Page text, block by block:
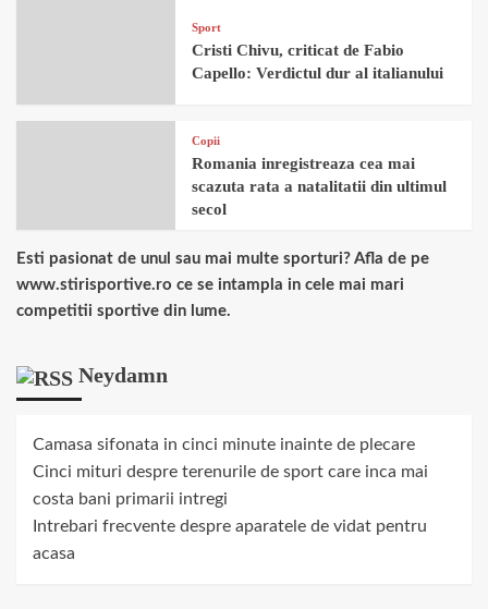
Sport
Cristi Chivu, criticat de Fabio
Capello: Verdictul dur al italianului
Copii
Romania inregistreaza cea mai
scazuta rata a natalitatii din ultimul
secol
Esti pasionat de unul sau mai multe sporturi? Afla de pe
www.stirisportive.ro ce se intampla in cele mai mari
competitii sportive din lume.
Neydamn
Camasa sifonata in cinci minute inainte de plecare
Cinci mituri despre terenurile de sport care inca mai
costa bani primarii intregi
Intrebari frecvente despre aparatele de vidat pentru
acasa